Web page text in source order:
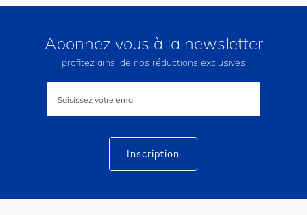
Abonnez vous à la newsletter
profitez ainsi de nos réductions exclusives
lettre
Inscription